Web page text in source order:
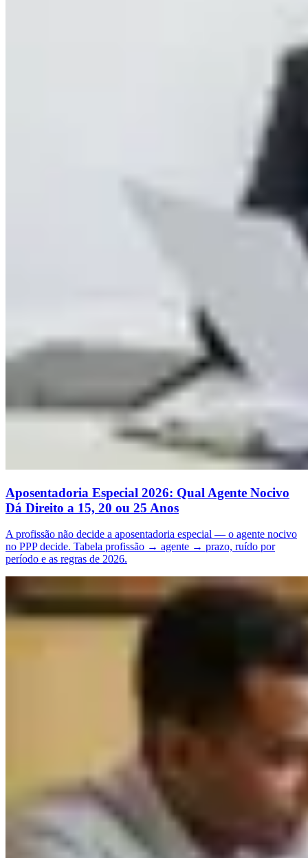
Aposentadoria Especial 2026: Qual Agente Nocivo
Dá Direito a 15, 20 ou 25 Anos
A profissão não decide a aposentadoria especial — o agente nocivo
no PPP decide. Tabela profissão → agente → prazo, ruído por
período e as regras de 2026.